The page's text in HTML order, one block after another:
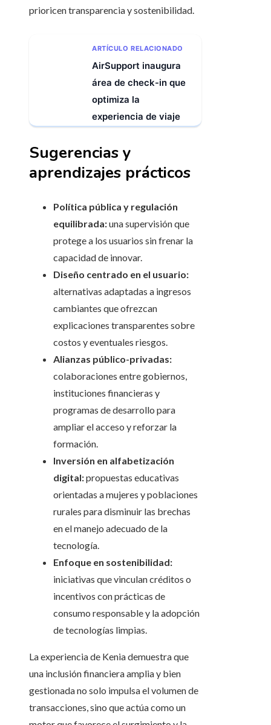
prioricen transparencia y sostenibilidad.
ARTÍCULO RELACIONADO
AirSupport inaugura
área de check-in que
optimiza la
experiencia de viaje
Sugerencias y
aprendizajes prácticos
Política pública y regulación
equilibrada:una supervisión que
protege a los usuarios sin frenar la
capacidad de innovar.
Diseño centrado en el usuario:
alternativas adaptadas a ingresos
cambiantes que ofrezcan
explicaciones transparentes sobre
costos y eventuales riesgos.
Alianzas público-privadas:
colaboraciones entre gobiernos,
instituciones financieras y
programas de desarrollo para
ampliar el acceso y reforzar la
formación.
Inversión en alfabetización
digital:propuestas educativas
orientadas a mujeres y poblaciones
rurales para disminuir las brechas
en el manejo adecuado de la
tecnología.
Enfoque en sostenibilidad:
iniciativas que vinculan créditos o
incentivos con prácticas de
consumo responsable y la adopción
de tecnologías limpias.
La experiencia de Kenia demuestra que
una inclusión financiera amplia y bien
gestionada no solo impulsa el volumen de
transacciones, sino que actúa como un